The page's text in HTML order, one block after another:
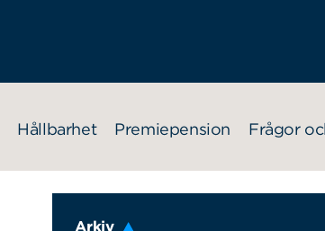
Hållbarhet Premiepension Frågor
Arkiv